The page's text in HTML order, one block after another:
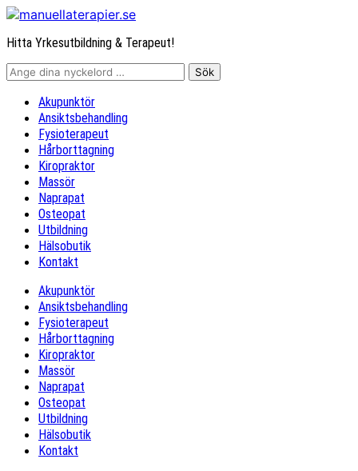
Hitta Yrkesutbildning & Terapeut!
Akupunktör
Ansiktsbehandling
Fysioterapeut
Hårborttagning
Kiropraktor
Massör
Naprapat
Osteopat
Utbildning
Hälsobutik
Kontakt
Akupunktör
Ansiktsbehandling
Fysioterapeut
Hårborttagning
Kiropraktor
Massör
Naprapat
Osteopat
Utbildning
Hälsobutik
Kontakt